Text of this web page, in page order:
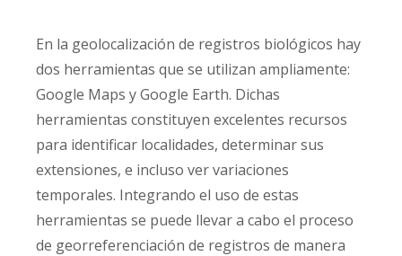
En la geolocalización de registros biológicos hay
dos herramientas que se utilizan ampliamente:
Google Maps y Google Earth. Dichas
herramientas constituyen excelentes recursos
para identificar localidades, determinar sus
extensiones, e incluso ver variaciones
temporales. Integrando el uso de estas
herramientas se puede llevar a cabo el proceso
de georreferenciación de registros de manera